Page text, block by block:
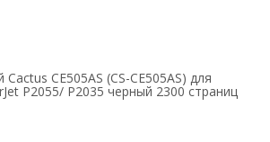
CE505AS (CS-CE505AS) для
P2055/ P2035 черный 2300 страниц